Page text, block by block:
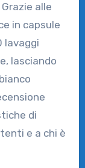
alle
in capsule
lavaggi
lasciando
di
e a chi è